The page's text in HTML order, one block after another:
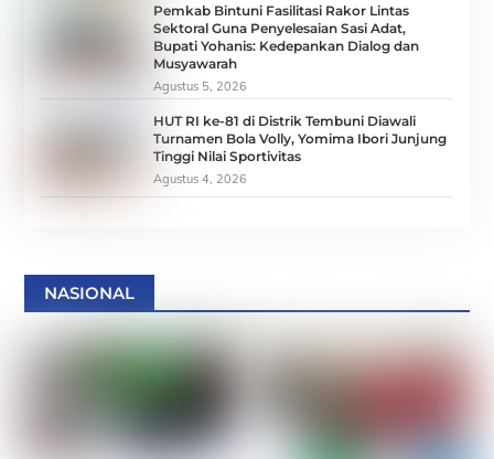
Pemkab Bintuni Fasilitasi Rakor Lintas
Sektoral Guna Penyelesaian Sasi Adat,
Bupati Yohanis: Kedepankan Dialog dan
Musyawarah
Agustus 5, 2026
HUT RI ke-81 di Distrik Tembuni Diawali
Turnamen Bola Volly, Yomima Ibori Junjung
Tinggi Nilai Sportivitas
Agustus 4, 2026
NASIONAL